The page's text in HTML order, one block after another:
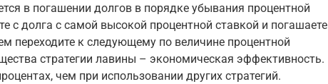
в погашении долгов в порядке убывания процентной
с долга с самой высокой процентной ставкой и погашаете
переходите к следующему по величине процентной
стратегии лавины – экономическая эффективность.
чем при использовании других стратегий.